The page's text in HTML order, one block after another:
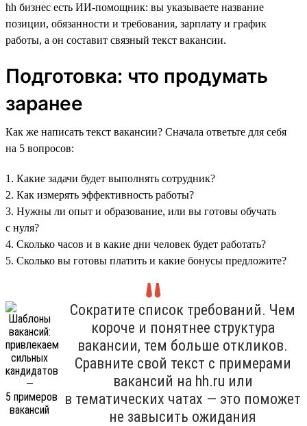
hh бизнес есть ИИ‑помощник: вы указываете название
позиции, обязанности и требования, зарплату и график
работы, а он составит связный текст вакансии.
Подготовка: что продумать
заранее
Как же написать текст вакансии? Сначала ответьте для себя
на 5 вопросов:
1. Какие задачи будет выполнять сотрудник?
2. Как измерять эффективность работы?
3. Нужны ли опыт и образование, или вы готовы обучать
с нуля?
4. Сколько часов и в какие дни человек будет работать?
5. Сколько вы готовы платить и какие бонусы предложите?
Сократите список требований. Чем
короче и понятнее структура
вакансии, тем больше откликов.
Сравните свой текст с примерами
вакансий на hh.ru или
в тематических чатах — это поможет
не завысить ожидания